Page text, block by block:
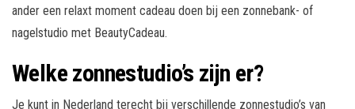
ander een relaxt moment cadeau doen bij een zonnebank- of
nagelstudio met BeautyCadeau.
Welke zonnestudio’s zijn er?
Je kunt in Nederland terecht bij verschillende zonnestudio’s van